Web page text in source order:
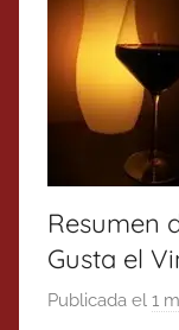
Resumen
Gusta el
Publicada el 1